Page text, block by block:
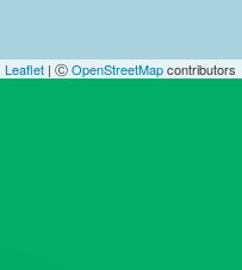
Leaflet | ⒸOpenStreetMapcontributors